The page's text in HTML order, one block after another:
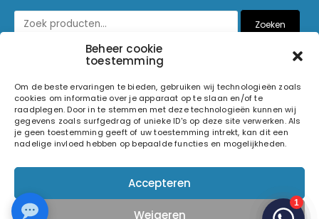
Beheer cookie
toestemming
Om de beste ervaringen te bieden, gebruiken wij technologieën zoals
cookies om informatie over je apparaat op te slaan en/of te
raadplegen. Door in te stemmen met deze technologieën kunnen wij
gegevens zoals surfgedrag of unieke ID's op deze site verwerken. Als
je geen toestemming geeft of uw toestemming intrekt, kan dit een
nadelige invloed hebben op bepaalde functies en mogelijkheden.
Accepteren
Weigeren
Zoeken
© 2026 Light and Sound Factory. Alle rechten voorbehouden.